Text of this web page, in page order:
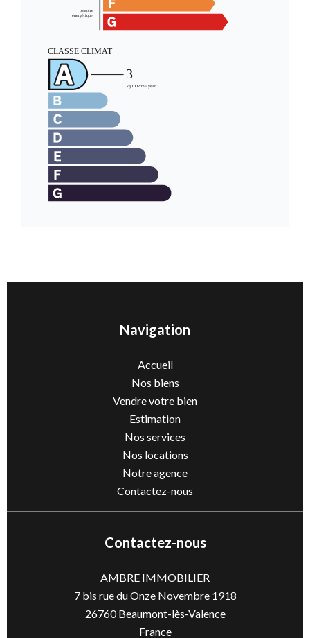
Navigation
Accueil
Nos biens
Vendre votre bien
Estimation
Nos services
Nos locations
Notre agence
Contactez-nous
Contactez-nous
AMBRE IMMOBILIER
7 bis rue du Onze Novembre 1918
26760Beaumont-lès-Valence
France